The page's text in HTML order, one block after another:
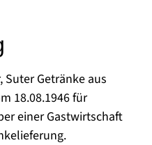
Suter Getränke aus
18.08.1946 für
einer Gastwirtschaft